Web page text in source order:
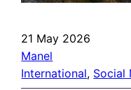
21 May 2026
Manel
International, Social